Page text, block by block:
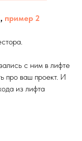
, пример 2
с ним в лифте
про ваш проект. И
из лифта